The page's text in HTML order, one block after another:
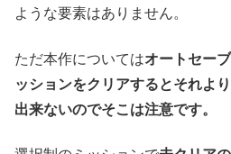
ような要素はありません。
ただ本作についてはオートセー
ッションをクリアするとそれよ
出来ないのでそこは注意です。